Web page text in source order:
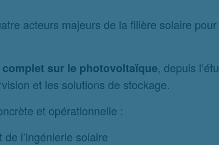
acteurs majeurs de la filière solaire
sur le photovoltaïque, depuis
et les solutions de stockage.
et opérationnelle :
l’ingénierie solaire